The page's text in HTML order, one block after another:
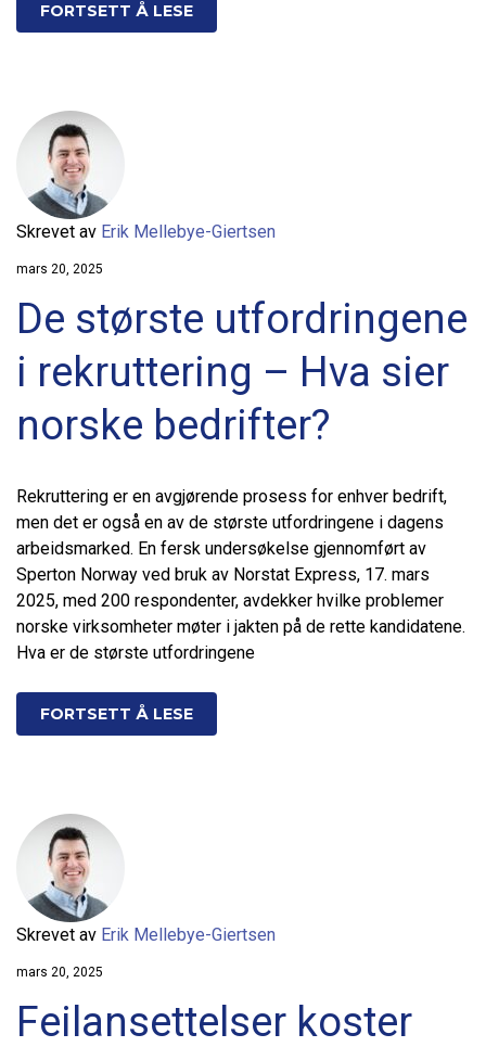
FORTSETT Å LESE
Skrevet av Erik Mellebye-Giertsen
mars 20, 2025
De største utfordringene
i rekruttering – Hva sier
norske bedrifter?
Rekruttering er en avgjørende prosess for enhver bedrift,
men det er også en av de største utfordringene i dagens
arbeidsmarked. En fersk undersøkelse gjennomført av
Sperton Norway ved bruk av Norstat Express, 17. mars
2025, med 200 respondenter, avdekker hvilke problemer
norske virksomheter møter i jakten på de rette kandidatene.
Hva er de største utfordringene
FORTSETT Å LESE
Skrevet av Erik Mellebye-Giertsen
mars 20, 2025
Feilansettelser koster